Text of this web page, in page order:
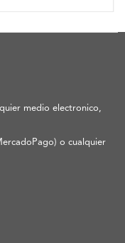
medio electronico,
o cualquier